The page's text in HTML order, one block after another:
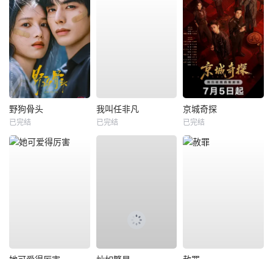
野狗骨头
已完结
我叫任非凡
已完结
京城奇探
已完结